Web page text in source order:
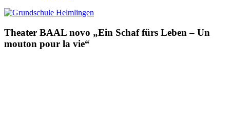
Theater BAAL novo „Ein Schaf fürs Leben – Un
mouton pour la vie“